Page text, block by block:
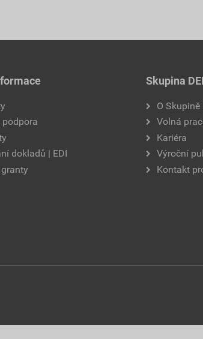
dokladů | EDI
Skupina
O Skupině
Volná
Kariéra
Výroční
Kontakt